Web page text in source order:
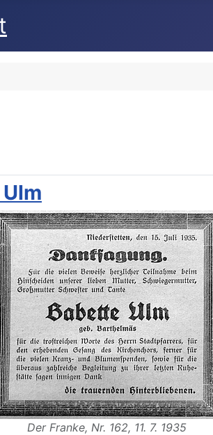
Der Franke, Nr. 162, 11. 7. 1935